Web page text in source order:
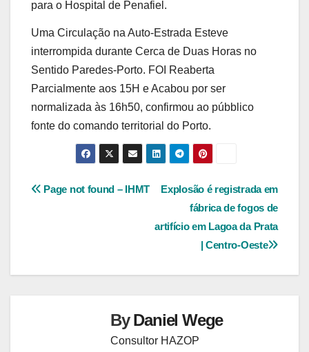
para o Hospital de Penafiel.
Uma Circulação na Auto-Estrada Esteve
interrompida durante Cerca de Duas Horas no
Sentido Paredes-Porto. FOI Reaberta
Parcialmente aos 15H e Acabou por ser
normalizada às 16h50, confirmou ao púbblico
fonte do comando territorial do Porto.
Navegação
Explosão é registrada em
fábrica de fogos de
artifício em Lagoa da Prata
| Centro-Oeste
Page not found – IHMT
ByDaniel Wege
Consultor HAZOP